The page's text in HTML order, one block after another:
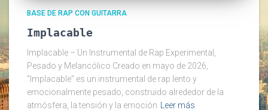
BASE DE RAP CON GUITARRA
Implacable
Implacable – Un Instrumental de Rap Experimental,
Pesado y Melancólico Creado en mayo de 2026,
“Implacable” es un instrumental de rap lento y
emocionalmente pesado, construido alrededor de la
atmósfera, la tensión y la emoción
Leer más